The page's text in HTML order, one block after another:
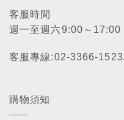
客服時間
週一至週六9:00～17:00
客服專線:02-3366-
購物須知